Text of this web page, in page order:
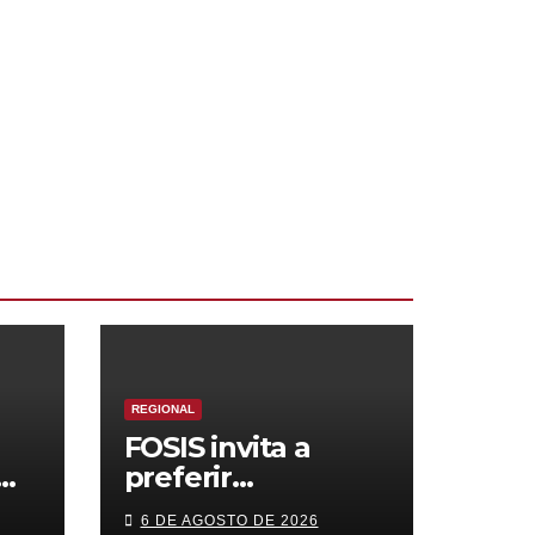
REGIONAL
FOSIS invita a
preferir
emprendimientos
6 DE AGOSTO DE 2026